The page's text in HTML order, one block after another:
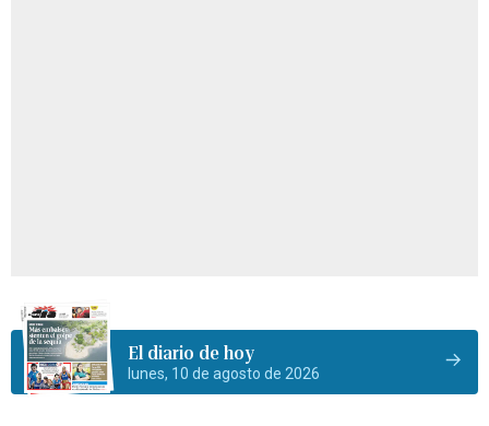
El diario de hoy
lunes, 10 de agosto de 2026